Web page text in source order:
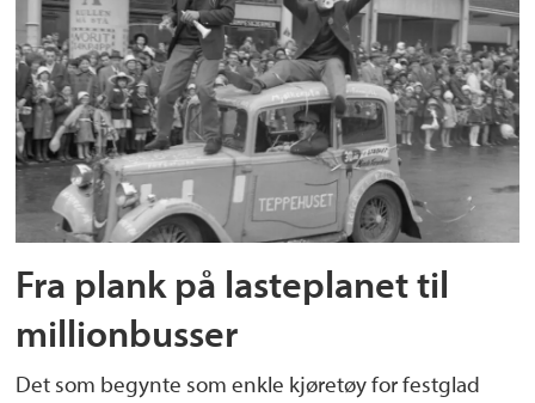
Fra plank på lasteplanet til
millionbusser
Det som begynte som enkle kjøretøy for festglad